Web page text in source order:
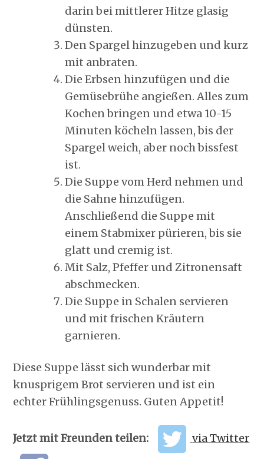
darin bei mittlerer Hitze glasig
dünsten.
Den Spargel hinzugeben und kurz
mit anbraten.
Die Erbsen hinzufügen und die
Gemüsebrühe angießen. Alles zum
Kochen bringen und etwa 10-15
Minuten köcheln lassen, bis der
Spargel weich, aber noch bissfest
ist.
Die Suppe vom Herd nehmen und
die Sahne hinzufügen.
Anschließend die Suppe mit
einem Stabmixer pürieren, bis sie
glatt und cremig ist.
Mit Salz, Pfeffer und Zitronensaft
abschmecken.
Die Suppe in Schalen servieren
und mit frischen Kräutern
garnieren.
Diese Suppe lässt sich wunderbar mit
knusprigem Brot servieren und ist ein
echter Frühlingsgenuss. Guten Appetit!
Jetzt mit Freunden teilen: via Twitter